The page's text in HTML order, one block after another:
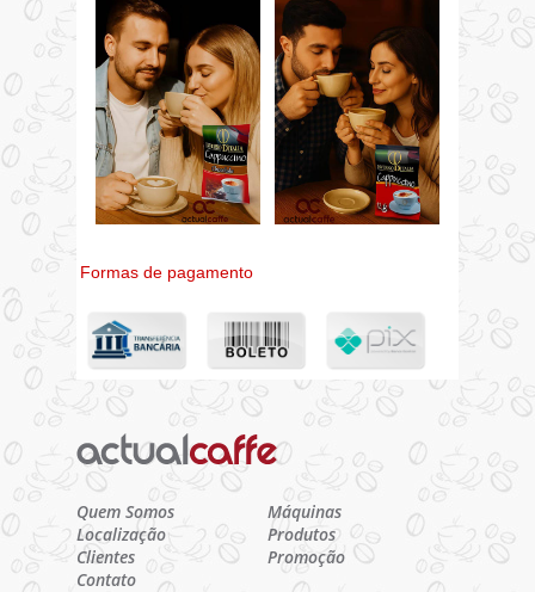
Formas de pagamento
Quem Somos
Localização
Clientes
Contato
Máquinas
Produtos
Promoção